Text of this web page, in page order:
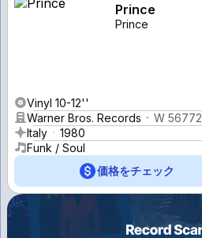
Prince
Prince
Vinyl 10-12''
Warner Bros. Records
W 56772
Italy
1980
Funk / Soul
価格をチェック